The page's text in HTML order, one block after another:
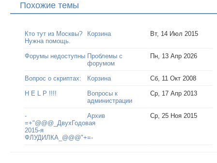
Похожие темы
Кто тут из Москвы?
Нужна помощь.
Корзина Вт, 14 Июл 2015
Форумы недоступны Проблемы с
форумом
Пн, 13 Апр 2026
Вопрос о скриптах: Корзина Сб, 11 Окт 2008
H E L P !!!!
Вопросы к
администрации
Ср, 17 Апр 2013
-
=+"@@@_ДвухГодовая
2015-я
ФЛУДИЛКА_@@@"+=-
Архив Ср, 25 Ноя 2015